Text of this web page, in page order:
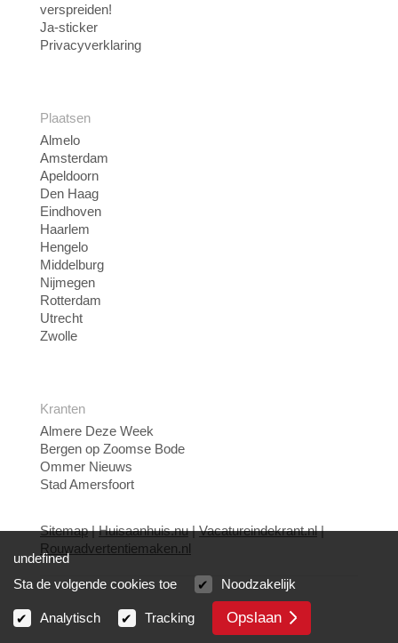
verspreiden!
Ja-sticker
Privacyverklaring
Plaatsen
Almelo
Amsterdam
Apeldoorn
Den Haag
Eindhoven
Haarlem
Hengelo
Middelburg
Nijmegen
Rotterdam
Utrecht
Zwolle
Kranten
Almere Deze Week
Bergen op Zoomse Bode
Ommer Nieuws
Stad Amersfoort
Sitemap|Huisaanhuis.nu|Vacatureindekrant.nl|
Rouwadvertentiemaken.nl
undefined
Sta de volgende cookies toe
Noodzakelijk
Analytisch Tracking Opslaan